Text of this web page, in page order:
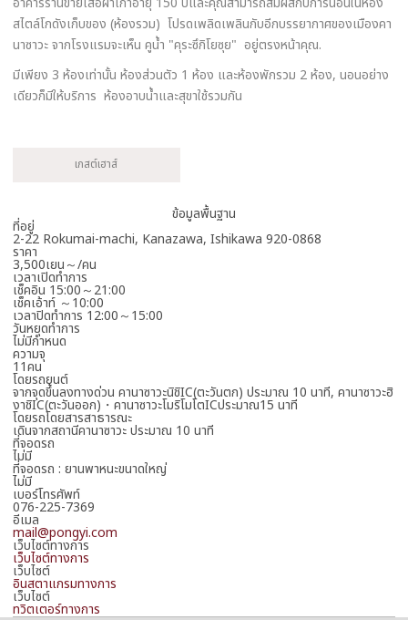
สไตล์โกดังเก็บของ (ห้องรวม) โปรดเพลิดเพลินกับอีกบรรยากาศของเมืองคา
นาซาวะ จากโรงแรมจะเห็น คูน้ำ "คุระซึกิโยซุย" อยู่ตรงหน้าคุณ.
มีเพียง 3 ห้องเท่านั้น ห้องส่วนตัว 1 ห้อง และห้องพักรวม 2 ห้อง, นอนอย่าง
เดียวก็มีให้บริการ ห้องอาบน้ำและสุขาใช้รวมกัน
เกสต์เฮาส์
ข้อมูลพื้นฐาน
ที่อยู่
2-22 Rokumai-machi, Kanazawa, Ishikawa 920-0868
ราคา
3,500เยน～/คน
เวลาเปิดทำการ
เช็คอิน 15:00～21:00
เช็คเอ้าท์ ～10:00
เวลาปิดทำการ 12:00～15:00
วันหยุดทำการ
ไม่มีกำหนด
ความจุ
11คน
โดยรถยนต์
จากจุดขึ้นลงทางด่วน คานาซาวะนิชิIC(ตะวันตก) ประมาณ 10 นาที, คานาซาวะฮิ
งาชิIC(ตะวันออก)・คานาซาวะโมริโมโตICประมาณ15 นาที
โดยรถโดยสารสาธารณะ
เดินจากสถานีคานาซาวะ ประมาณ 10 นาที
ที่จอดรถ
ไม่มี
ที่จอดรถ : ยานพาหนะขนาดใหญ่
ไม่มี
เบอร์โทรศัพท์
076-225-7369
อีเมล
mail@pongyi.com
เว็บไซต์ทางการ
เว็บไซต์ทางการ
เว็บไซต์
อินสตาแกรมทางการ
เว็บไซต์
ทวิตเตอร์ทางการ